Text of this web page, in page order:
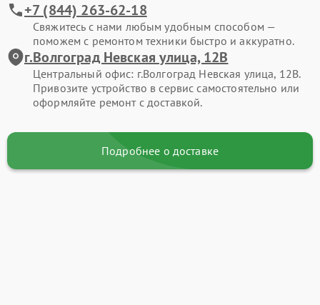
+7 (844) 263-62-18
Свяжитесь с нами любым удобным способом —
поможем с ремонтом техники быстро и аккуратно.
г.Волгоград Невская улица, 12В
Центральный офис: г.Волгоград Невская улица, 12В.
Привозите устройство в сервис самостоятельно или
оформляйте ремонт с доставкой.
Подробнее о доставке